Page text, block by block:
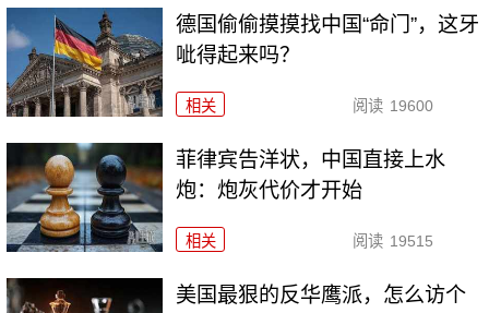
德国偷偷摸摸找中国“命门”，这牙
呲得起来吗？
相关 阅读 19600
菲律宾告洋状，中国直接上水
炮：炮灰代价才开始
相关 阅读 19515
美国最狠的反华鹰派，怎么访个